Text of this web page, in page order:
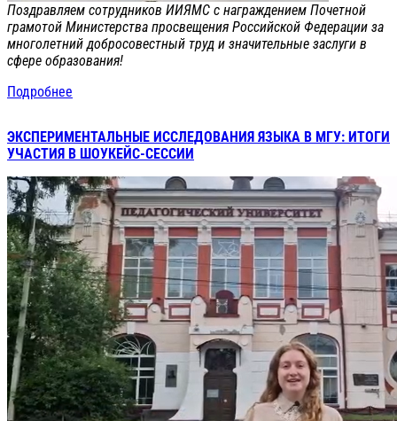
Поздравляем сотрудников ИИЯМС с награждением Почетной
грамотой Министерства просвещения Российской Федерации за
многолетний добросовестный труд и значительные заслуги в
сфере образования!
Подробнее
ЭКСПЕРИМЕНТАЛЬНЫЕ ИССЛЕДОВАНИЯ ЯЗЫКА В МГУ: ИТОГИ
УЧАСТИЯ В ШОУКЕЙС-СЕССИИ